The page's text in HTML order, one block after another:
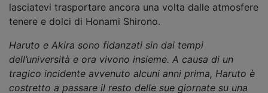
lasciatevi trasportare ancora una volta dalle atmosfere
tenere e dolci di Honami Shirono.
Haruto e Akira sono fidanzati sin dai tempi
dell’università e ora vivono insieme. A causa di un
tragico incidente avvenuto alcuni anni prima, Haruto è
costretto a passare il resto delle sue giornate su una